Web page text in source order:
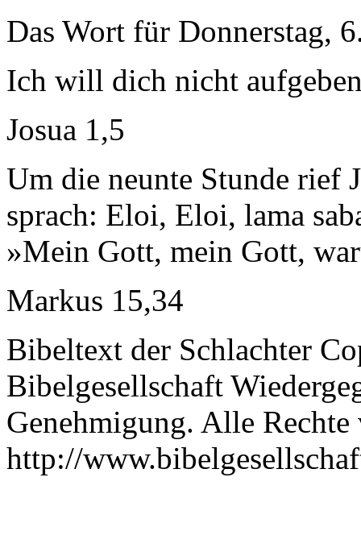
Das Wort für Donnerstag,
Ich will dich nicht
Josua 1,5
Um die neunte Stunde rief
sprach: Eloi, Eloi, lama
»Mein Gott, mein Gott,
Markus 15,34
Bibeltext der Schlachter
Bibelgesellschaft
Genehmigung. Alle Rechte
http://